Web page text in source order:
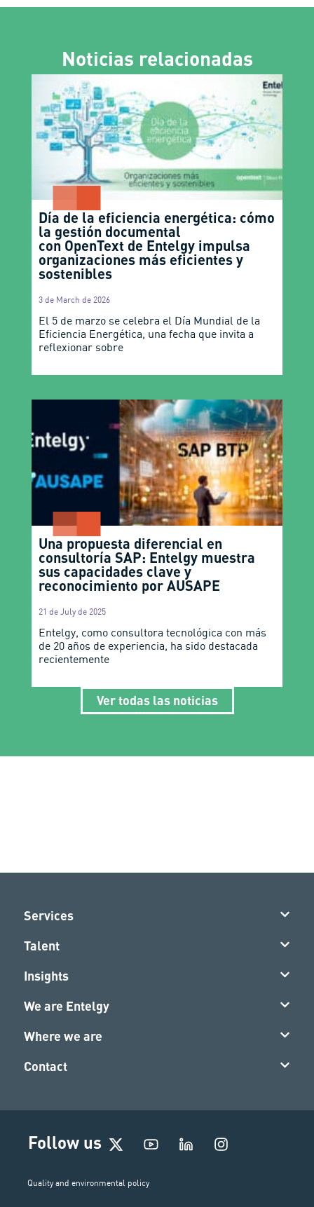
Noticias relacionadas
Día de la eficiencia energética: cómo
la gestión documental
con OpenText de Entelgy impulsa
organizaciones más eficientes y
sostenibles
3 de March de 2026
El 5 de marzo se celebra el Día Mundial de la
Eficiencia Energética, una fecha que invita a
reflexionar sobre
Una propuesta diferencial en
consultoría SAP: Entelgy muestra
sus capacidades clave y
reconocimiento por AUSAPE
21 de July de 2025
Entelgy, como consultora tecnológica con más
de 20 años de experiencia, ha sido destacada
recientemente
Ver todas las noticias
Services
Talent
Insights
We are Entelgy
Where we are
Contact
Follow us
I
n
Quality and environmental policy